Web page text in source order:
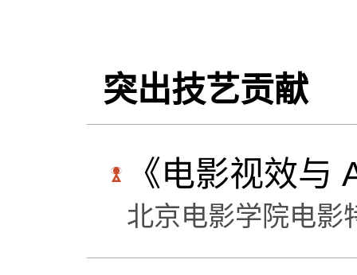
突出技艺贡献
《电影视效与
北京电影学院电影